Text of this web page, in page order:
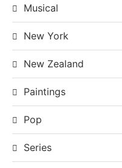
Musical
New York
New Zealand
Paintings
Pop
Series